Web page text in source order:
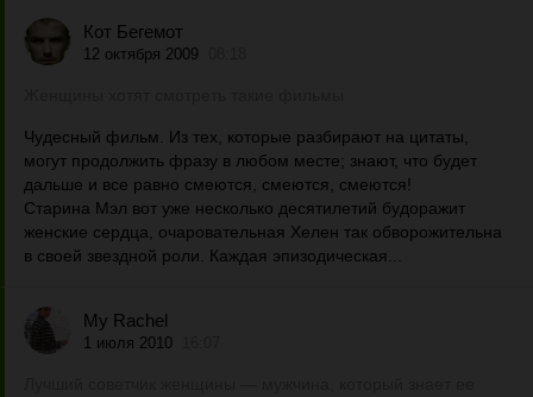
Кот Бегемот
12 октября 2009
Чудесный фильм. Из тех, которые разбирают на цитаты,
могут продолжить фразу в любом месте; знают, что будет
дальше и все равно смеются, смеются, смеются!
Старина Мэл вот уже несколько десятилетий будоражит
женские сердца, очаровательная Хелен так обворожительна
в своей звездной роли. Каждая эпизодическая...
My Rachel
1 июля 2010